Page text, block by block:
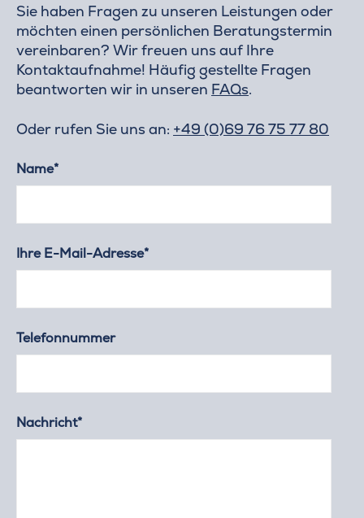
Sie haben Fragen zu unseren Leistungen oder
möchten einen persönlichen Beratungstermin
vereinbaren? Wir freuen uns auf Ihre
Kontaktaufnahme! Häufig gestellte Fragen
beantworten wir in unseren FAQs.
Oder rufen Sie uns an: +49 (0)69 76 75 77 80
Name*
Ihre E-Mail-Adresse*
Telefonnummer
Nachricht*